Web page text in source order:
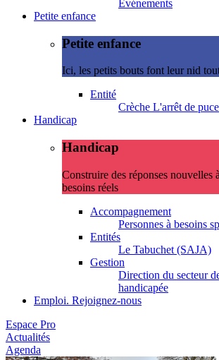
Evénements
Petite enfance
Petite enfance
Ici, les petits bouts font leur nid
Entité
Crèche L'arrêt de
Handicap
Handicap
Construire des réponses nouvelles
besoins réels
Accompagnement
Personnes à besoins
Entités
Le Tabuchet (SAJA)
Gestion
Direction du secteur
handicapée
Emploi. Rejoignez-nous
Espace Pro
Actualités
Agenda